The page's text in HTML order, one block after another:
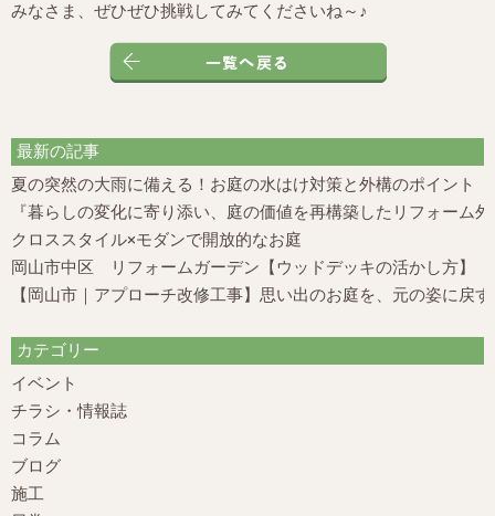
みなさま、ぜひぜひ挑戦してみてくださいね～♪
最新の記事
夏の突然の大雨に備える！お庭の水はけ対策と外構のポイント
『暮らしの変化に寄り添い、庭の価値を再構築したリフォーム
クロススタイル×モダンで開放的なお庭
岡山市中区 リフォームガーデン【ウッドデッキの活かし方】
【岡山市｜アプローチ改修工事】思い出のお庭を、元の姿に戻
カテゴリー
イベント
チラシ・情報誌
コラム
ブログ
施工